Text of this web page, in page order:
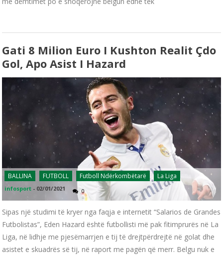
Gati 8 Milion Euro I Kushton Realit Çdo
Gol, Apo Asist I Hazard
BALLINA FUTBOLL Futboll Ndërkombëtarë La Liga
infosport - 02/01/2021 0
Sipas një studimi të kryer nga faqja e internetit “Salarios de Grandes
Futbolistas”, Eden Hazard është futbollisti më pak fitimprurës në La
Liga, në lidhje me pjesëmarrjen e tij të drejtpërdrejtë në golat dhe
asistet e skuadrës së tij, në raport me pagën që merr. Belgu nuk e